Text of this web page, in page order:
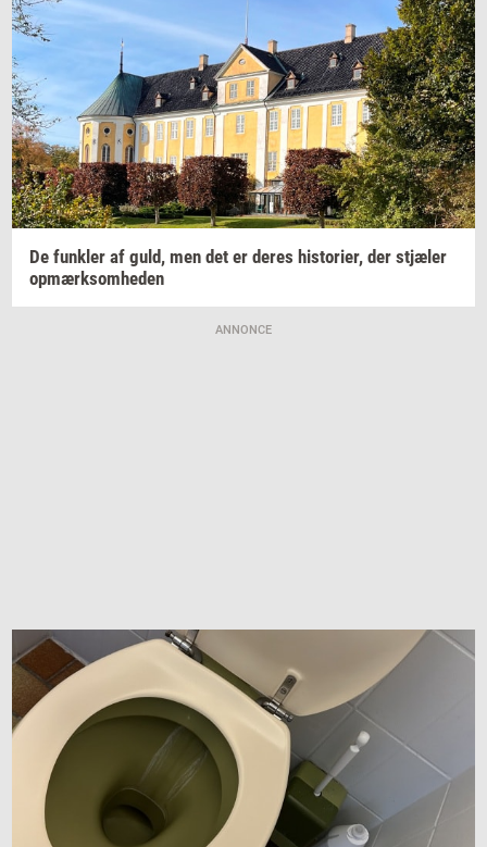
De funk­ler af guld, men det er deres hi­sto­ri­er, der stjæ­ler
op­mærk­som­he­den
ANNONCE